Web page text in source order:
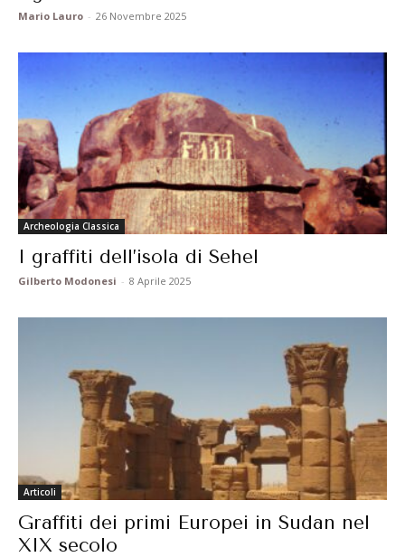
Mario Lauro - 26 Novembre 2025
Archeologia Classica
I graffiti dell’isola di Sehel
Gilberto Modonesi - 8 Aprile 2025
Articoli
Graffiti dei primi Europei in Sudan nel
XIX secolo